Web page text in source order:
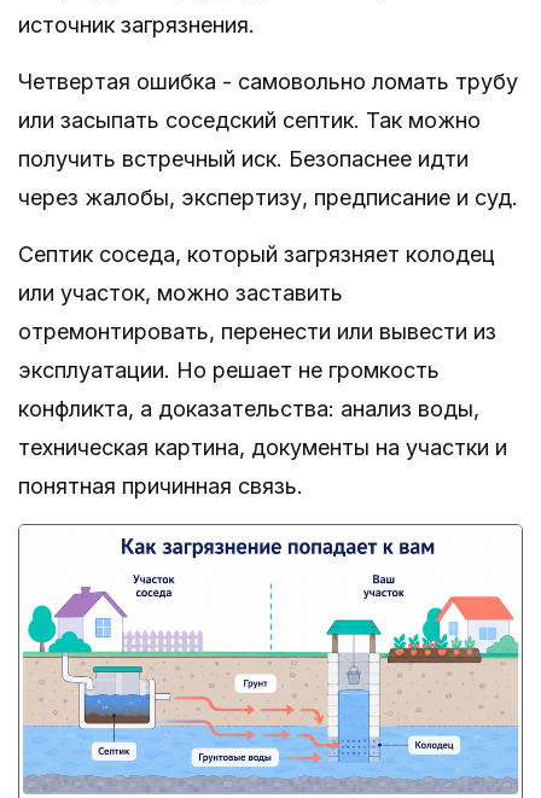
источник загрязнения.
Четвертая ошибка - самовольно ломать трубу
или засыпать соседский септик. Так можно
получить встречный иск. Безопаснее идти
через жалобы, экспертизу, предписание и суд.
Септик соседа, который загрязняет колодец
или участок, можно заставить
отремонтировать, перенести или вывести из
эксплуатации. Но решает не громкость
конфликта, а доказательства: анализ воды,
техническая картина, документы на участки и
понятная причинная связь.